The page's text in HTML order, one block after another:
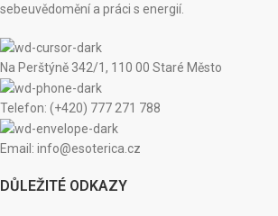
sebeuvědomění a práci s energií.
Na Perštýně 342/1, 110 00 Staré Město
Telefon: (+420) 777 271 788
Email: info@esoterica.cz
DŮLEŽITÉ ODKAZY